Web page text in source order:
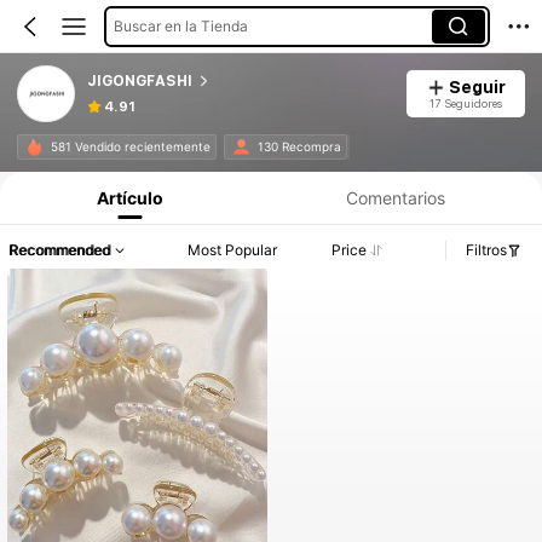
Buscar en la Tienda
JIGONGFASHI
4.91
Seguir
17 Seguidores
581 Vendido recientemente 130 Recompra
Artículo Comentarios
Recommended Most Popular Price Filtros